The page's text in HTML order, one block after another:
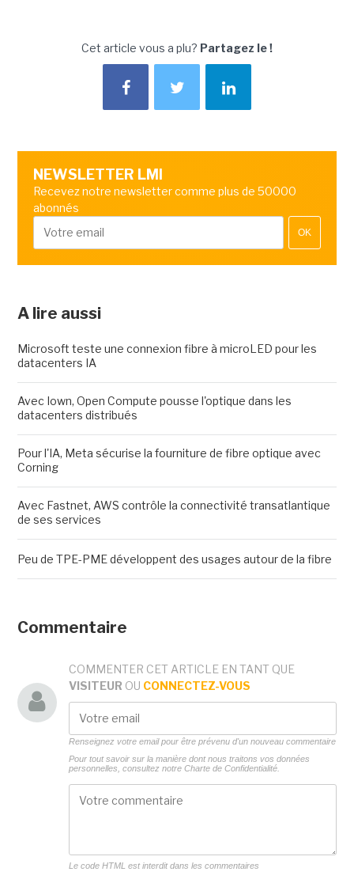
Cet article vous a plu? Partagez le !
NEWSLETTER LMI
Recevez notre newsletter comme plus de 50000
abonnés
OK
A lire aussi
Microsoft teste une connexion fibre à microLED pour les
datacenters IA
Avec Iown, Open Compute pousse l'optique dans les
datacenters distribués
Pour l'IA, Meta sécurise la fourniture de fibre optique avec
Corning
Avec Fastnet, AWS contrôle la connectivité transatlantique
de ses services
Peu de TPE-PME développent des usages autour de la fibre
Commentaire
COMMENTER CET ARTICLE EN TANT QUE
VISITEUR OU CONNECTEZ-VOUS
Renseignez votre email pour être prévenu d'un nouveau commentaire
Pour tout savoir sur la manière dont nous traitons vos données
personnelles, consultez notre Charte de Confidentialité.
Le code HTML est interdit dans les commentaires